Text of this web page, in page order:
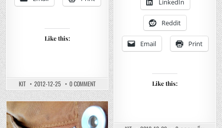
Like this:
KIT 2012-12-25 0 COMMENTON
UNIQLO
–
CREW
NECK
SHORT
SLEEVE
COLOR
ไม
ซมี
เต็ม
LinkedIn
Reddit
Email Print
Like this:
Posted